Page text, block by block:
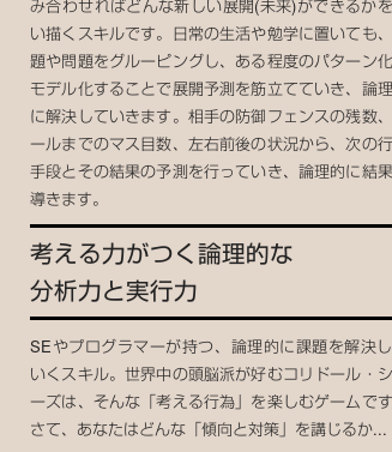
み合わせればどんな新しい展開(未来)ができるか
い描くスキルです。日常の生活や勉学に置いても
題や問題をグルーピングし、ある程度のパターン化
モデル化することで展開予測を筋立てていき、論
に解決していきます。相手の防御フェンスの残数
ールまでのマス目数、左右前後の状況から、次の
手段とその結果の予測を行っていき、論理的に結
導きます。
考える力がつく論理的な
分析力と実行力
SEやプログラマーが持つ、論理的に課題を解決
いくスキル。世界中の頭脳派が好むコリドール・
ーズは、そんな「考える行為」を楽しむゲームです
さて、あなたはどんな「傾向と対策」を講じるか...